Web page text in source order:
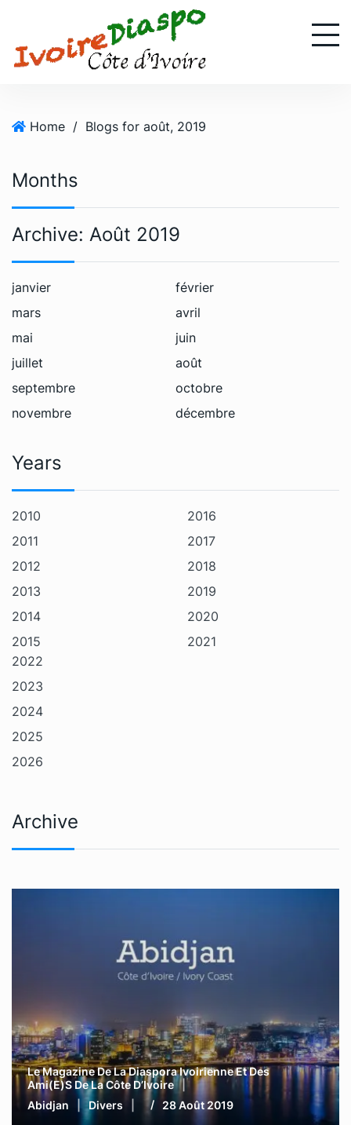
Home / Blogs for août, 2019
Months
Archive: Août 2019
janvier
février
mars
avril
mai
juin
juillet
août
septembre
octobre
novembre
décembre
Years
2010
2011
2012
2013
2014
2015
2016
2017
2018
2019
2020
2021
2022
2023
2024
2025
2026
Archive
Le Magazine De La Diaspora Ivoirienne Et Des
Ami(e)s De La Côte D’Ivoire
Abidjan
Divers 28 Août 2019